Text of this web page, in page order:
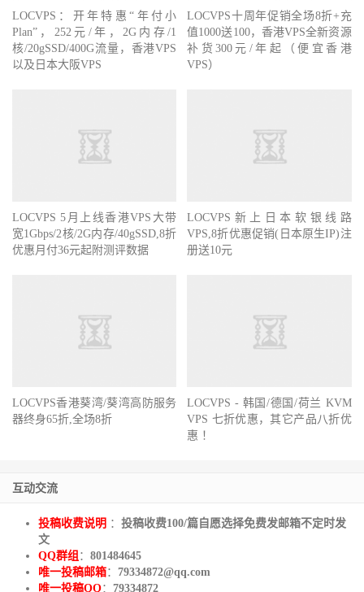
LOCVPS：开年特惠“年付小
Plan”，252元/年，2G内存/1
核/20gSSD/400G流量，香港VPS
以及日本大阪VPS
LOCVPS十周年促销全场8折+充
值1000送100，香港VPS全新资源
补货300元/年起（便宜香港
VPS）
LOCVPS 5月上线香港VPS大带
宽1Gbps/2核/2G内存/40gSSD,8折
优惠月付36元起附测评数据
LOCVPS新上日本软银线路
VPS,8折优惠促销(日本原生IP)注
册送10元
LOCVPS香港葵湾/葵湾高防服务
器终身65折,全场8折
LOCVPS - 韩国/德国/荷兰 KVM
VPS 七折优惠，其它产品八折优
惠 ！
互动交流
投稿收费说明 ： 投稿收费100/篇自愿选择免费发邮箱不定时发
文
QQ群组 ： 801484645
唯一投稿邮箱： 79334872@qq.com
唯一投稿QQ： 79334872